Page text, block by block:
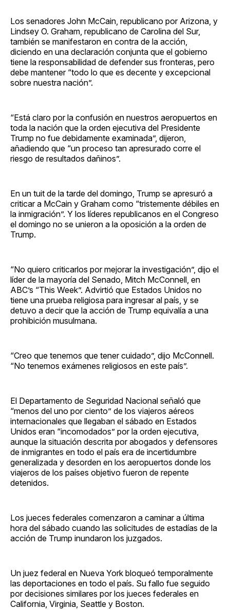
Los senadores John McCain, republicano por Arizona, y
Lindsey O. Graham, republicano de Carolina del Sur,
también se manifestaron en contra de la acción,
diciendo en una declaración conjunta que el gobierno
tiene la responsabilidad de defender sus fronteras, pero
debe mantener “todo lo que es decente y excepcional
sobre nuestra nación”.
“Está claro por la confusión en nuestros aeropuertos en
toda la nación que la orden ejecutiva del Presidente
Trump no fue debidamente examinada”, dijeron,
añadiendo que “un proceso tan apresurado corre el
riesgo de resultados dañinos”.
En un tuit de la tarde del domingo, Trump se apresuró a
criticar a McCain y Graham como “tristemente débiles en
la inmigración”. Y los líderes republicanos en el Congreso
el domingo no se unieron a la oposición a la orden de
Trump.
“No quiero criticarlos por mejorar la investigación”, dijo el
líder de la mayoría del Senado, Mitch McConnell, en
ABC’s “This Week”. Advirtió que Estados Unidos no
tiene una prueba religiosa para ingresar al país, y se
detuvo a decir que la acción de Trump equivalía a una
prohibición musulmana.
“Creo que tenemos que tener cuidado”, dijo McConnell.
“No tenemos exámenes religiosos en este país”.
El Departamento de Seguridad Nacional señaló que
“menos del uno por ciento” de los viajeros aéreos
internacionales que llegaban el sábado en Estados
Unidos eran “incomodados” por la orden ejecutiva,
aunque la situación descrita por abogados y defensores
de inmigrantes en todo el país era de incertidumbre
generalizada y desorden en los aeropuertos donde los
viajeros de los países objetivo fueron de repente
detenidos.
Los jueces federales comenzaron a caminar a última
hora del sábado cuando las solicitudes de estadías de la
acción de Trump inundaron los juzgados.
Un juez federal en Nueva York bloqueó temporalmente
las deportaciones en todo el país. Su fallo fue seguido
por decisiones similares por los jueces federales en
California, Virginia, Seattle y Boston.